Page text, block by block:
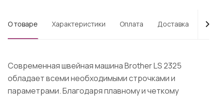
О товаре Характеристики Оплата Доставка
Современная швейная машина Brother LS 2325
обладает всеми необходимыми строчками и
параметрами. Благодаря плавному и четкому